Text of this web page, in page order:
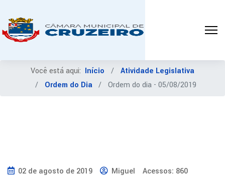
Você está aqui: Início
Atividade Legislativa
Ordem do Dia
Ordem do dia - 05/08/2019
02 de agosto de 2019 Miguel Acessos: 860